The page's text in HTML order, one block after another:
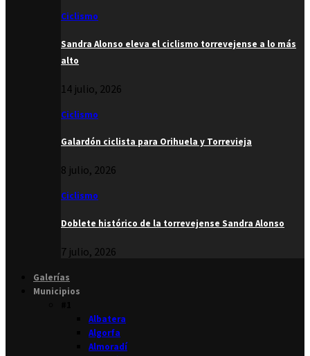
Ciclismo
Sandra Alonso eleva el ciclismo torrevejense a lo más
alto
14 julio, 2026
Ciclismo
Galardón ciclista para Orihuela y Torrevieja
8 julio, 2026
Ciclismo
Doblete histórico de la torrevejense Sandra Alonso
7 julio, 2026
Galerías
Municipios
Albatera
Algorfa
Almoradí